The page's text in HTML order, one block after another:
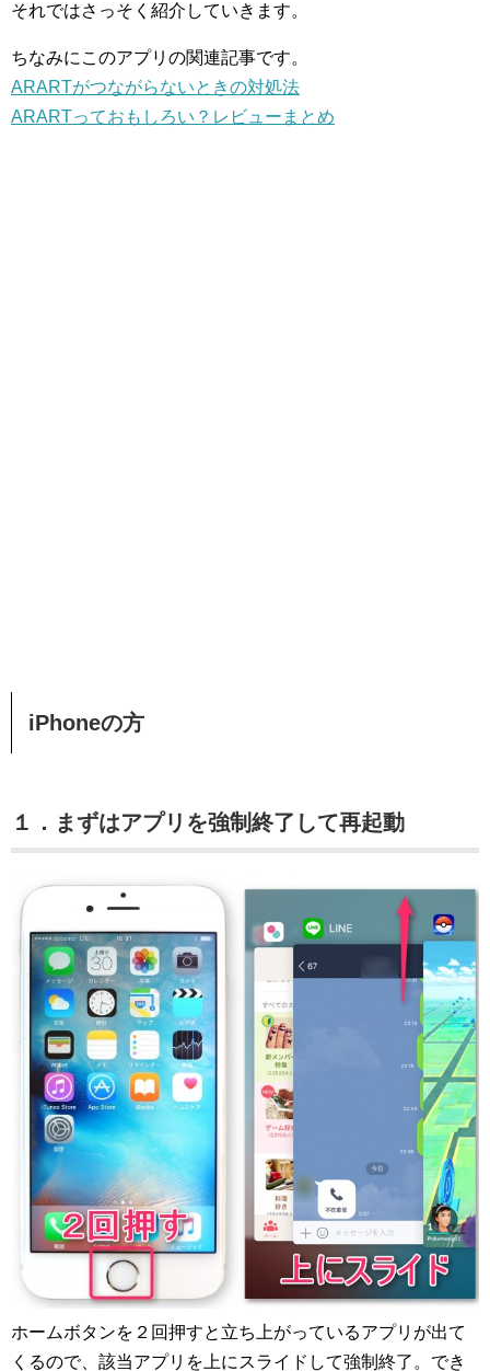
それではさっそく紹介していきます。
ちなみにこのアプリの関連記事です。
ARARTがつながらないときの対処法
ARARTっておもしろい？レビューまとめ
iPhoneの方
１．まずはアプリを強制終了して再起動
ホームボタンを２回押すと立ち上がっているアプリが出て
くるので、該当アプリを上にスライドして強制終了。でき